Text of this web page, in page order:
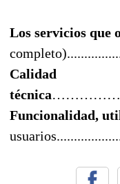
Los servicios que
completo)
Calidad
técnica
Funcionalidad,